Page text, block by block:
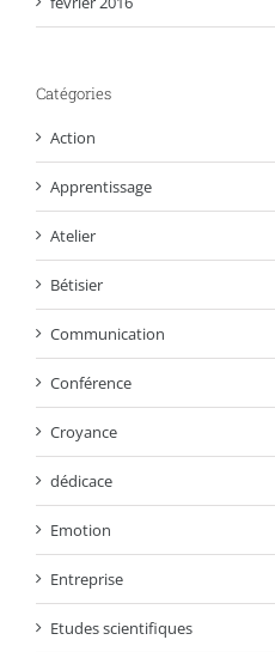
Catégories
Action
Apprentissage
Atelier
Bétisier
Communication
Conférence
Croyance
dédicace
Emotion
Entreprise
Etudes scientifiques